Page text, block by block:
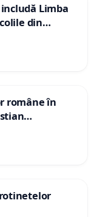
Limba
din
române în
de